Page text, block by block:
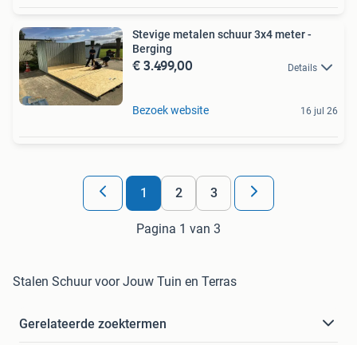
Stevige metalen schuur 3x4 meter -
Berging
€ 3.499,00 Details
Bezoek website 16 jul 26
1 2 3
Pagina 1 van 3
Stalen Schuur voor Jouw Tuin en Terras
Gerelateerde zoektermen